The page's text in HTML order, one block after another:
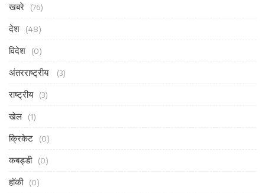
खबरे (76)
देश (48)
विदेश (0)
अंतरराष्ट्रीय (3)
राष्ट्रीय (3)
खेल (1)
क्रिकेट (0)
कबड्डी (0)
हॉकी (0)